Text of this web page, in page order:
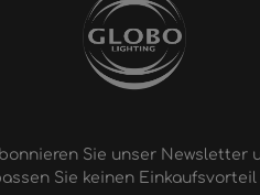
Sie unser Newsletter
Sie keinen Einkaufsvorteil